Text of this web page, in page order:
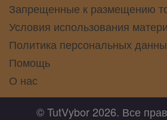
Запрещенные к размещению
Условия использования
Политика персональных
Помощь
О нас
© TutVybor 2026. Все